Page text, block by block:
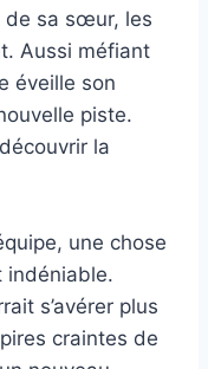
de sa sœur, les
Aussi méfiant
éveille son
piste.
la
une chose
indéniable.
s’avérer plus
craintes de